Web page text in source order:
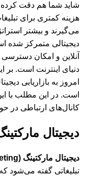
شاید شما هم دقت کرده
هزینه کمتری برای
می‌گیرند و بیشتر
دیجیتالی متمرکز شده
آنلاین و امکان
دنیای اینترنت است. بر
امروز به بازاریابی
است. در این مطلب با
کانال‌های ارتباطی در
دیجیتال
دیجیتال مارکتینگ (Digital Marketing)
تبلیغاتی گفته می‌شود